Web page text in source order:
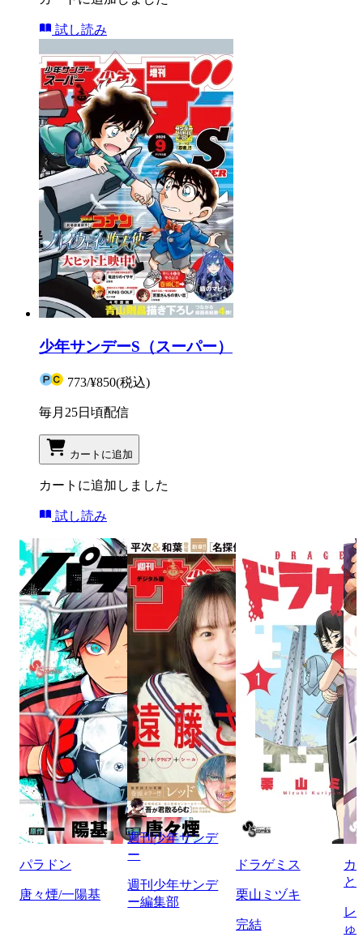
試し読み
少年サンデーS（スーパー）
773/¥850(税込)
毎月25日頃配信
カートに追加
カートに追加しました
試し読み
パラドン
唐々煙/一陽基
週刊少年サンデ
ー
週刊少年サンデ
ー編集部
ドラゲミス
栗山ミヅキ
完結
カ
と
レ
ゅ